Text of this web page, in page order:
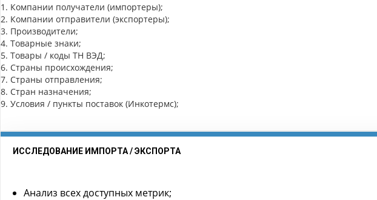
1. Компании получатели (импортеры);
2. Компании отправители (экспортеры);
3. Производители;
4. Товарные знаки;
5. Товары / коды ТН ВЭД;
6. Страны происхождения;
7. Страны отправления;
8. Стран назначения;
9. Условия / пункты поставок (Инкотермс);
ИССЛЕДОВАНИЕ ИМПОРТА / ЭКСПОРТА
Анализ всех доступных метрик;